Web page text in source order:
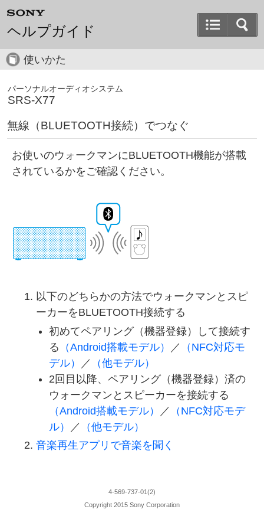
ヘルプガイド
使いかた
パーソナルオーディオシステム
SRS-X77
無線（BLUETOOTH接続）でつなぐ
お使いのウォークマンにBLUETOOTH機能が搭載
されているかをご確認ください。
以下のどちらかの方法でウォークマンとスピ
ーカーをBLUETOOTH接続する
初めてペアリング（機器登録）して接続す
る （Android搭載モデル） ／
（NFC対応モ
デル）
／
（他モデル）
2回目以降、ペアリング（機器登録）済の
ウォークマンとスピーカーを接続する
（Android搭載モデル）
／
（NFC対応モデ
ル）
／
（他モデル）
音楽再生アプリで音楽を聞く
4-569-737-01(2)
Copyright 2015 Sony Corporation